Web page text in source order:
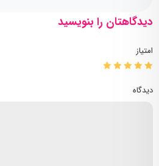
دیدگاهتان را بنویسید
امتیاز
دیدگاه